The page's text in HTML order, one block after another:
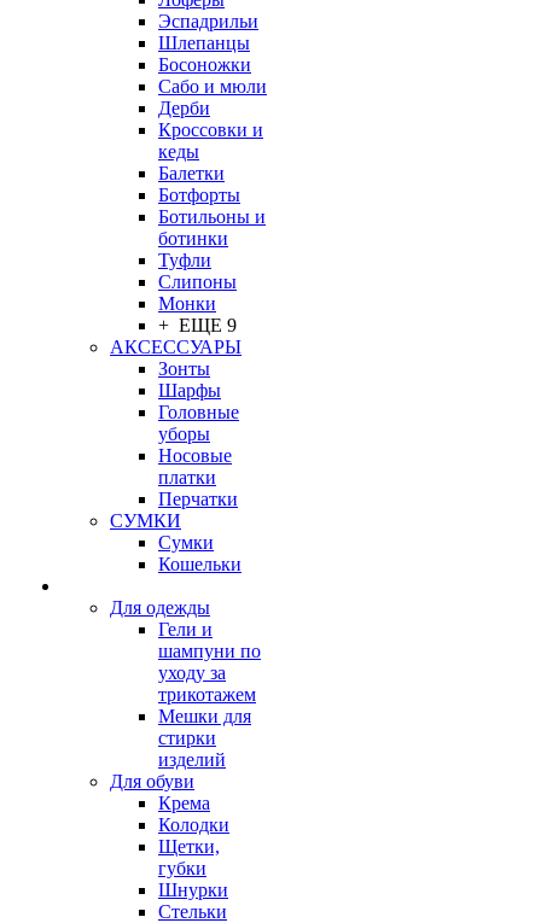
Эспадрильи
Шлепанцы
Босоножки
Сабо и мюли
Дерби
Кроссовки и
кеды
Балетки
Ботфорты
Ботильоны и
ботинки
Туфли
Слипоны
Монки
+ ЕЩЕ 9
АКСЕССУАРЫ
Зонты
Шарфы
Головные
уборы
Носовые
платки
Перчатки
СУМКИ
Сумки
Кошельки
Для одежды
Гели и
шампуни по
уходу за
трикотажем
Мешки для
стирки
изделий
Для обуви
Крема
Колодки
Щетки,
губки
Шнурки
Стельки